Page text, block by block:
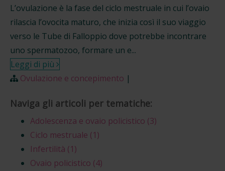
L’ovulazione è la fase del ciclo mestruale in cui l’ovaio
rilascia l’ovocita maturo, che inizia così il suo viaggio
verso le Tube di Falloppio dove potrebbe incontrare
uno spermatozoo, formare un e...
Leggi di più
Ovulazione e concepimento |
Naviga gli articoli per tematiche:
Adolescenza e ovaio policistico (3)
Ciclo mestruale (1)
Infertilità (1)
Ovaio policistico (4)